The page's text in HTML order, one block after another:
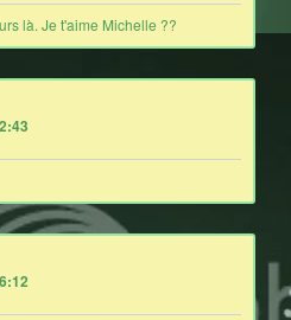
là. Je t'aime Michelle ??